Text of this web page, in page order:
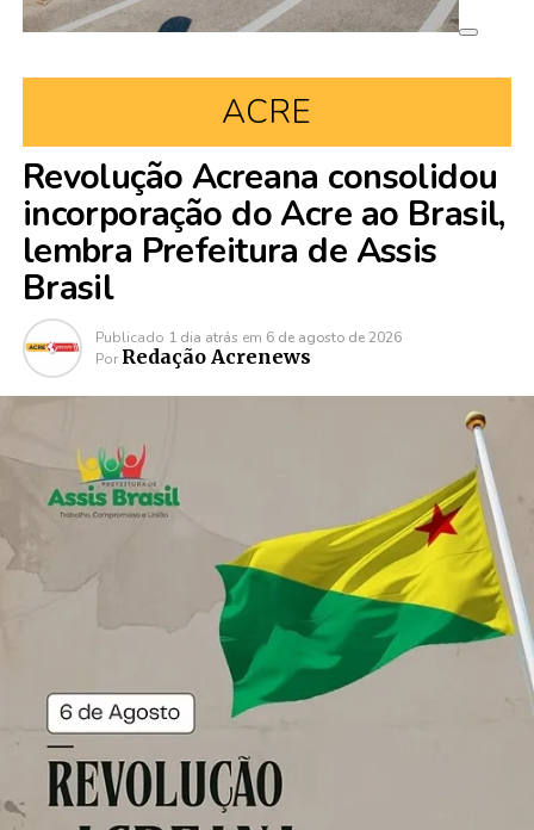
ACRE
Revolução Acreana consolidou
incorporação do Acre ao Brasil,
lembra Prefeitura de Assis
Brasil
Publicado 1 dia atrás em 6 de agosto de 2026
Por Redação Acrenews